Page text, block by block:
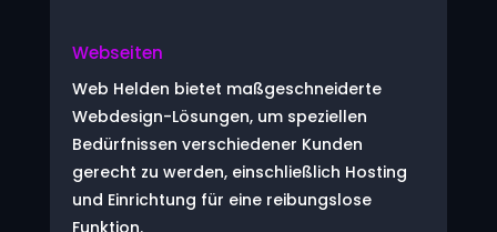
Webseiten
Web Helden bietet maßgeschneiderte
Webdesign-Lösungen, um speziellen
Bedürfnissen verschiedener Kunden
gerecht zu werden, einschließlich Hosting
und Einrichtung für eine reibungslose
Funktion.